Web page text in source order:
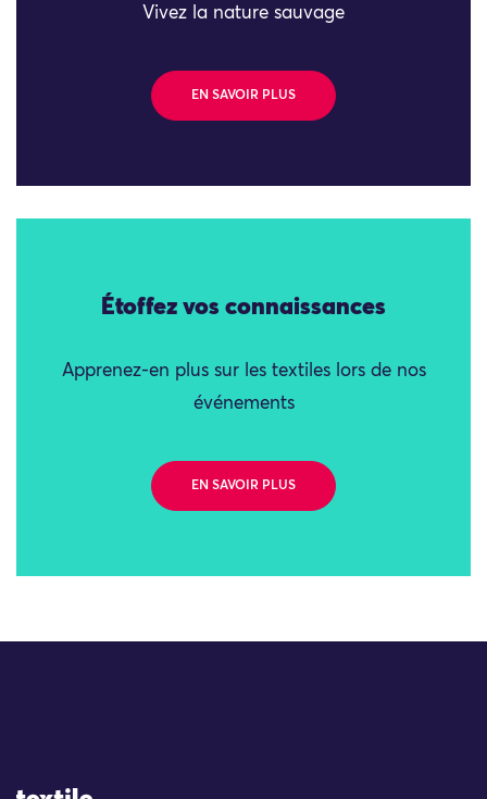
Vivez la nature sauvage
EN SAVOIR PLUS
Étoffez vos connaissances
Apprenez-en plus sur les textiles lors de nos
événements
EN SAVOIR PLUS